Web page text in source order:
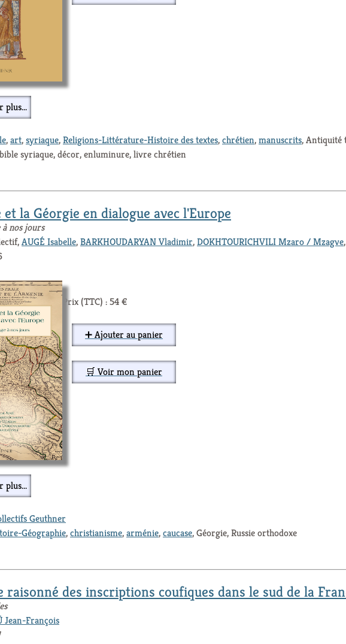
plus...
,art,syriaque,Religions-Littérature-Histoire des textes,chrétien,manuscrits, Antiquité
syriaque, décor, enluminure, livre chrétien
la Géorgie en dialogue avec l'Europe
nos jours
AUGÉ Isabelle,BARKHOUDARYAN Vladimir,DOKHTOURICHVILI Mzaro / Mzagve
Prix (TTC) : 54 €
➕ Ajouter au panier
🛒 Voir mon panier
plus...
Geuthner
Géographie,christianisme,arménie,caucase, Géorgie, Russie orthodoxe
raisonné des inscriptions coufiques dans le sud de la
Jean-François